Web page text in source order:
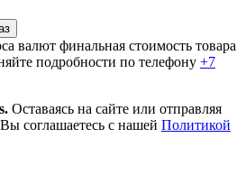
валют финальная стоимость товара
подробности по телефону +7
Оставаясь на сайте или отправляя
соглашаетесь с нашей Политикой